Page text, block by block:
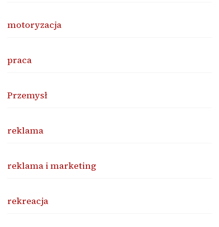
motoryzacja
praca
Przemysł
reklama
reklama i marketing
rekreacja